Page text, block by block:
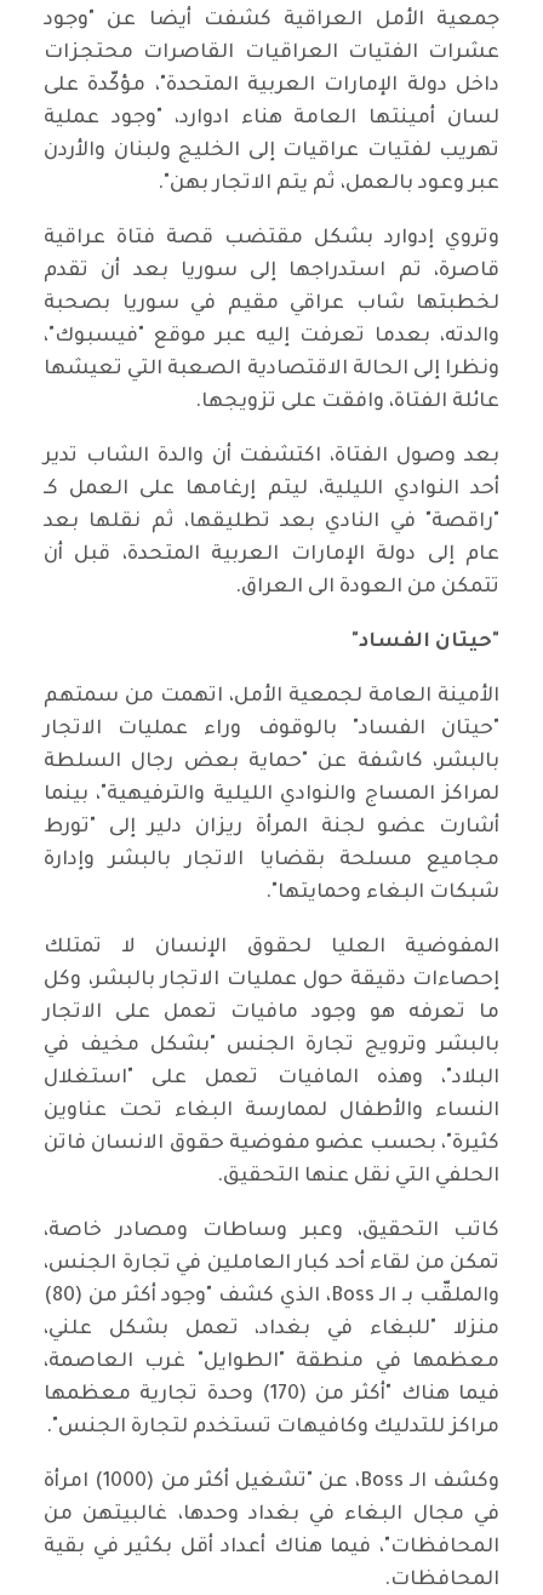
جمعية الأمل العراقية كشفت أيضا عن "وجود
عشرات الفتيات العراقيات القاصرات محتجزات
داخل دولة الإمارات العربية المتحدة"، مؤكّدة على
لسان أمينتها العامة هناء ادوارد، "وجود عملية
تهريب لفتيات عراقيات إلى الخليج ولبنان والأردن
عبر وعود بالعمل، ثم يتم الاتجار بهن".
وتروي إدوارد بشكل مقتضب قصة فتاة عراقية
قاصرة، تم استدراجها إلى سوريا بعد أن تقدم
لخطبتها شاب عراقي مقيم في سوريا بصحبة
والدته، بعدما تعرفت إليه عبر موقع "فيسبوك"،
ونظرا إلى الحالة الاقتصادية الصعبة التي تعيشها
عائلة الفتاة، وافقت على تزويجها.
بعد وصول الفتاة، اكتشفت أن والدة الشاب تدير
أحد النوادي الليلية، ليتم إرغامها على العمل كـ
"راقصة" في النادي بعد تطليقها، ثم نقلها بعد
عام إلى دولة الإمارات العربية المتحدة، قبل أن
تتمكن من العودة الى العراق.
"حيتان الفساد"
الأمينة العامة لجمعية الأمل، اتهمت من سمتهم
"حيتان الفساد" بالوقوف وراء عمليات الاتجار
بالبشر، كاشفة عن "حماية بعض رجال السلطة
لمراكز المساج والنوادي الليلية والترفيهية"، بينما
أشارت عضو لجنة المرأة ريزان دلير إلى "تورط
مجاميع مسلحة بقضايا الاتجار بالبشر وإدارة
شبكات البغاء وحمايتها".
المفوضية العليا لحقوق الإنسان لا تمتلك
إحصاءات دقيقة حول عمليات الاتجار بالبشر، وكل
ما تعرفه هو وجود مافيات تعمل على الاتجار
بالبشر وترويج تجارة الجنس "بشكل مخيف في
البلاد"، وهذه المافيات تعمل على "استغلال
النساء والأطفال لممارسة البغاء تحت عناوين
كثيرة"، بحسب عضو مفوضية حقوق الانسان فاتن
الحلفي التي نقل عنها التحقيق.
كاتب التحقيق، وعبر وساطات ومصادر خاصة،
تمكن من لقاء أحد كبار العاملين في تجارة الجنس،
والملقّب بـ الـ Boss، الذي كشف "وجود أكثر من (80)
منزلا "للبغاء في بغداد، تعمل بشكل علني،
معظمها في منطقة "الطوايل" غرب العاصمة،
فيما هناك "أكثر من (170) وحدة تجارية معظمها
مراكز للتدليك وكافيهات تستخدم لتجارة الجنس".
وكشف الـ Boss، عن "تشغيل أكثر من (1000) امرأة
في مجال البغاء في بغداد وحدها، غالبيتهن من
المحافظات"، فيما هناك أعداد أقل بكثير في بقية
المحافظات.